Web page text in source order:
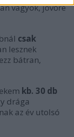
vagyok, jövőre
csak
lesznek
bátran,
kb. 30 db
drága
az év utolsó